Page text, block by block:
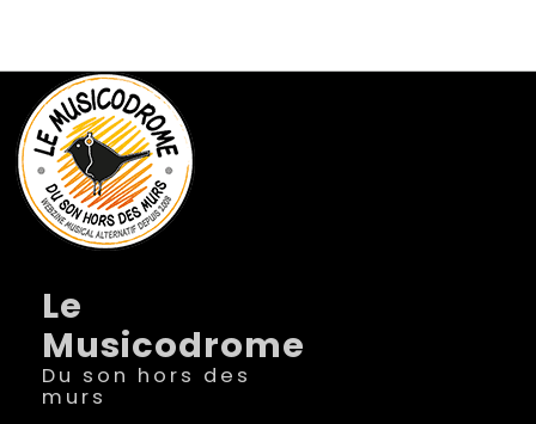
Le
Musicodrome
Du son hors des
murs